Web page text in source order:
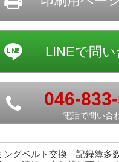
046-
電話で問い合
グベルト交換 記録簿多